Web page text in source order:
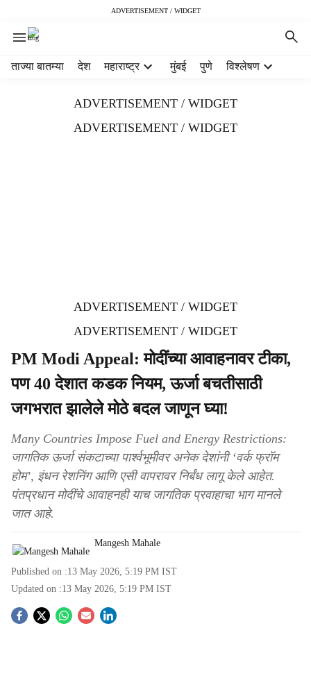
ADVERTISEMENT / WIDGET
ताज्या बातम्या देश महाराष्ट्र मुंबई पुणे विश्लेषण
ADVERTISEMENT / WIDGET
ADVERTISEMENT / WIDGET
ADVERTISEMENT / WIDGET
ADVERTISEMENT / WIDGET
PM Modi Appeal: मोदींच्या आवाहनावर टीका,
पण 40 देशात कडक नियम, ऊर्जा बचतीसाठी
जगभरात झालेले मोठे बदल जाणून घ्या!
Many Countries Impose Fuel and Energy Restrictions:
जागतिक ऊर्जा संकटाच्या पार्श्वभूमीवर अनेक देशांनी ‘वर्क फ्रॉम
होम’, इंधन रेशनिंग आणि एसी वापरावर निर्बंध लागू केले आहेत.
पंतप्रधान मोदींचे आवाहनही याच जागतिक प्रवाहाचा भाग मानले
जात आहे.
Mangesh Mahale
Published on :13 May 2026, 5:19 PM IST
Updated on :13 May 2026, 5:19 PM IST
S